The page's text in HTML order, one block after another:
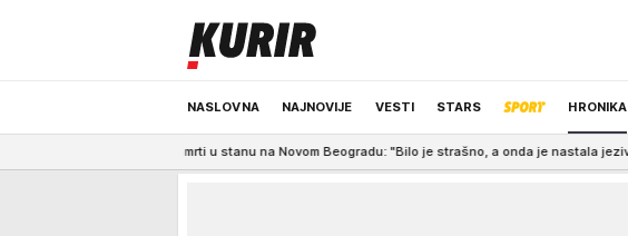
NASLOVNA NAJNOVIJE VESTI STARS HRONIKA
ODRŽIVA BUDUĆNOST REGION NEWS IZBOR UREDNIKA
sin tukao do smrti u stanu na Novom Beogradu: "Bilo je strašno, a onda je nastala jeziva tišina" FOTO